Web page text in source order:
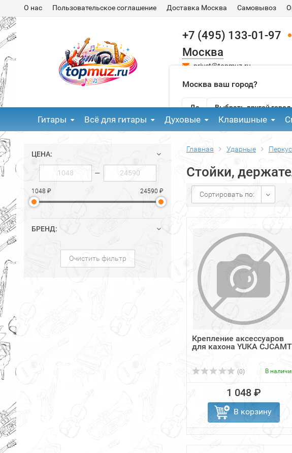
О нас Пользовательское соглашение Доставка Москва Самовывоз
+7 (495) 133-01-97
Москва
Москва ваш город?
Да Выбрать другой город
privet@topmuz.ru
Гитары Всё для гитары Духовые Клавишные
ЦЕНА:
—
1048 ₽ 24590 ₽
БРЕНД:
Очистить фильтр
Главная Ударные
Стойки,
Сортировать по:
Крепление аксессуаров
для кахона YUKA CJCAMT
(0) В
1 048 ₽
В корзину